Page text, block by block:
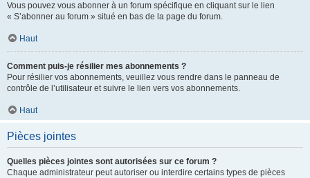
Vous pouvez vous abonner à un forum spécifique en cliquant sur le lien
« S’abonner au forum » situé en bas de la page du forum.
Haut
Comment puis-je résilier mes abonnements ?
Pour résilier vos abonnements, veuillez vous rendre dans le panneau de
contrôle de l’utilisateur et suivre le lien vers vos abonnements.
Haut
Pièces jointes
Quelles pièces jointes sont autorisées sur ce forum ?
Chaque administrateur peut autoriser ou interdire certains types de pièces